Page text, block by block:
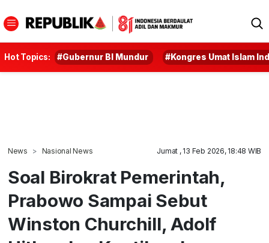
Hot Topics: #Gubernur BI Mundur #Kongres Umat Islam
News Nasional News Jumat , 13 Feb 2026, 18:48 WIB
Soal Birokrat Pemerintah,
Prabowo Sampai Sebut
Winston Churchill, Adolf